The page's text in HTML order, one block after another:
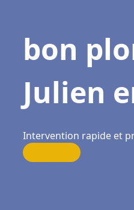
bon
Julien
Intervention rapide et